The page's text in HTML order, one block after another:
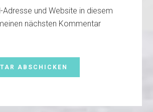
Adresse und Website in diesem
nächsten Kommentar